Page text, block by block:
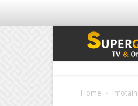
Home